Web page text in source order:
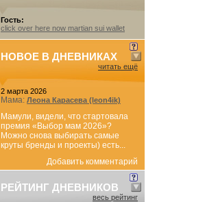
Гость:
click over here now martian sui wallet
НОВОЕ В ДНЕВНИКАХ
читать ещё
2 марта 2026
Мама: Леона Карасева (leon4ik)
Мамули, видели, что стартовала
премия «Выбор мам 2026»?
Можно снова выбирать самые
круты бренды и проекты) есть...
Добавить комментарий
РЕЙТИНГ ДНЕВНИКОВ
весь рейтинг